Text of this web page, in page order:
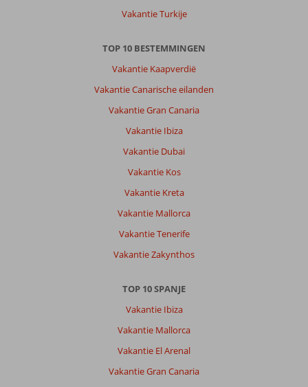
Vakantie Turkije
TOP 10 BESTEMMINGEN
Vakantie Kaapverdië
Vakantie Canarische eilanden
Vakantie Gran Canaria
Vakantie Ibiza
Vakantie Dubai
Vakantie Kos
Vakantie Kreta
Vakantie Mallorca
Vakantie Tenerife
Vakantie Zakynthos
TOP 10 SPANJE
Vakantie Ibiza
Vakantie Mallorca
Vakantie El Arenal
Vakantie Gran Canaria